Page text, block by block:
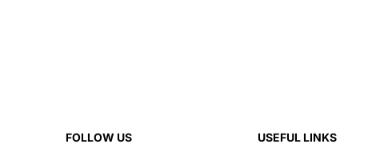
FOLLOW US USEFUL LINKS